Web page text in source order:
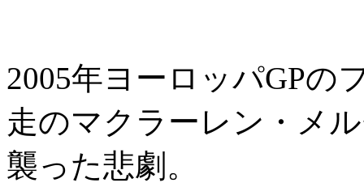
2005年ヨーロッパGPの
走のマクラーレン・メ
襲った悲劇。